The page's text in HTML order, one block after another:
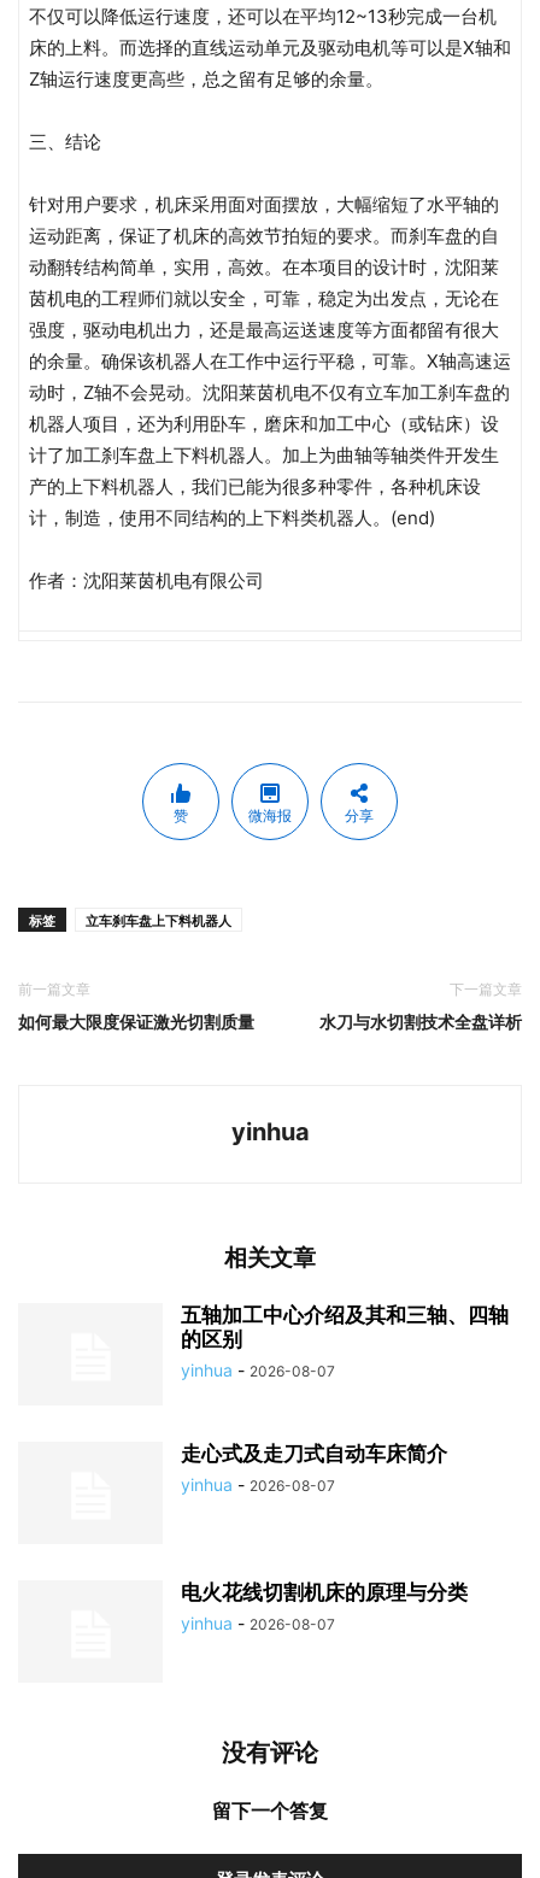
不仅可以降低运行速度，还可以在平均12~13秒完成一台机
床的上料。而选择的直线运动单元及驱动电机等可以是X轴和
Z轴运行速度更高些，总之留有足够的余量。
三、结论
针对用户要求，机床采用面对面摆放，大幅缩短了水平轴的
运动距离，保证了机床的高效节拍短的要求。而刹车盘的自
动翻转结构简单，实用，高效。在本项目的设计时，沈阳莱
茵机电的工程师们就以安全，可靠，稳定为出发点，无论在
强度，驱动电机出力，还是最高运送速度等方面都留有很大
的余量。确保该机器人在工作中运行平稳，可靠。X轴高速运
动时，Z轴不会晃动。沈阳莱茵机电不仅有立车加工刹车盘的
机器人项目，还为利用卧车，磨床和加工中心（或钻床）设
计了加工刹车盘上下料机器人。加上为曲轴等轴类件开发生
产的上下料机器人，我们已能为很多种零件，各种机床设
计，制造，使用不同结构的上下料类机器人。(end)
作者：沈阳莱茵机电有限公司
赞 微海报 分享
标签 立车刹车盘上下料机器人
前一篇文章
如何最大限度保证激光切割质量
下一篇文章
水刀与水切割技术全盘详析
yinhua
相关文章
五轴加工中心介绍及其和三轴、四轴
的区别
yinhua - 2026-08-07
走心式及走刀式自动车床简介
yinhua - 2026-08-07
电火花线切割机床的原理与分类
yinhua - 2026-08-07
没有评论
留下一个答复